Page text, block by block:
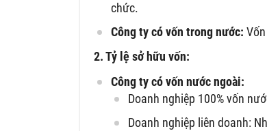
chức.
Công ty có vốn trong nước:
2. Tỷ lệ sở hữu vốn:
Công ty có vốn nước ngoài:
Doanh nghiệp 100% vốn
Doanh nghiệp liên doanh: